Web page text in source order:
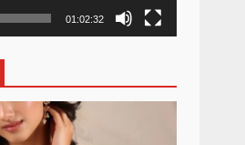
01:02:32